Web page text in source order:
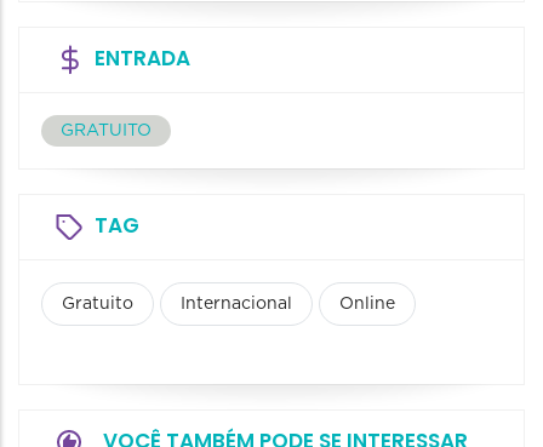
ENTRADA
GRATUITO
TAG
Gratuito Internacional Online
VOCÊ TAMBÉM PODE SE INTERESSAR